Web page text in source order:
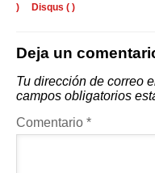
) Disqus ( )
Deja un
Tu dirección de correo
campos obligatorios
Comentario *